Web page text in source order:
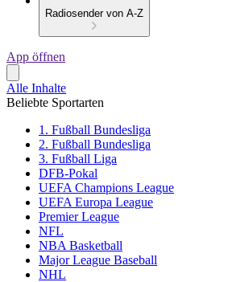
Radiosender von A-Z
App öffnen
Alle Inhalte
Beliebte Sportarten
1. Fußball Bundesliga
2. Fußball Bundesliga
3. Fußball Liga
DFB-Pokal
UEFA Champions League
UEFA Europa League
Premier League
NFL
NBA Basketball
Major League Baseball
NHL